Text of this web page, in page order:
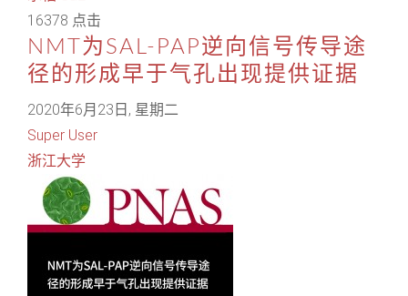
16378 点击
NMT为SAL-PAP逆向信号传导途
径的形成早于气孔出现提供证据
2020年6月23日, 星期二
Super User
浙江大学